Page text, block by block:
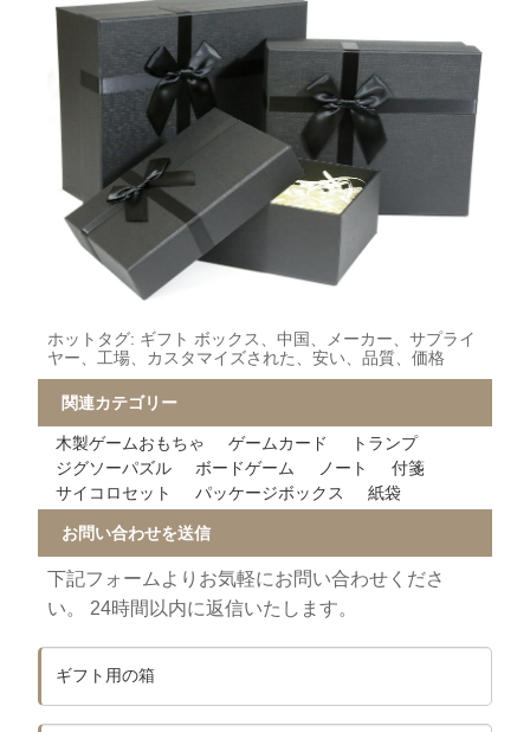
ホットタグ: ギフト ボックス、中国、メーカー、サプライ
ヤー、工場、カスタマイズされた、安い、品質、価格
関連カテゴリー
木製ゲームおもちゃ ゲームカード
トランプ
ジグソーパズル
ボードゲーム ノート
付箋
サイコロセット
パッケージボックス 紙袋
お問い合わせを送信
下記フォームよりお気軽にお問い合わせくださ
い。 24時間以内に返信いたします。